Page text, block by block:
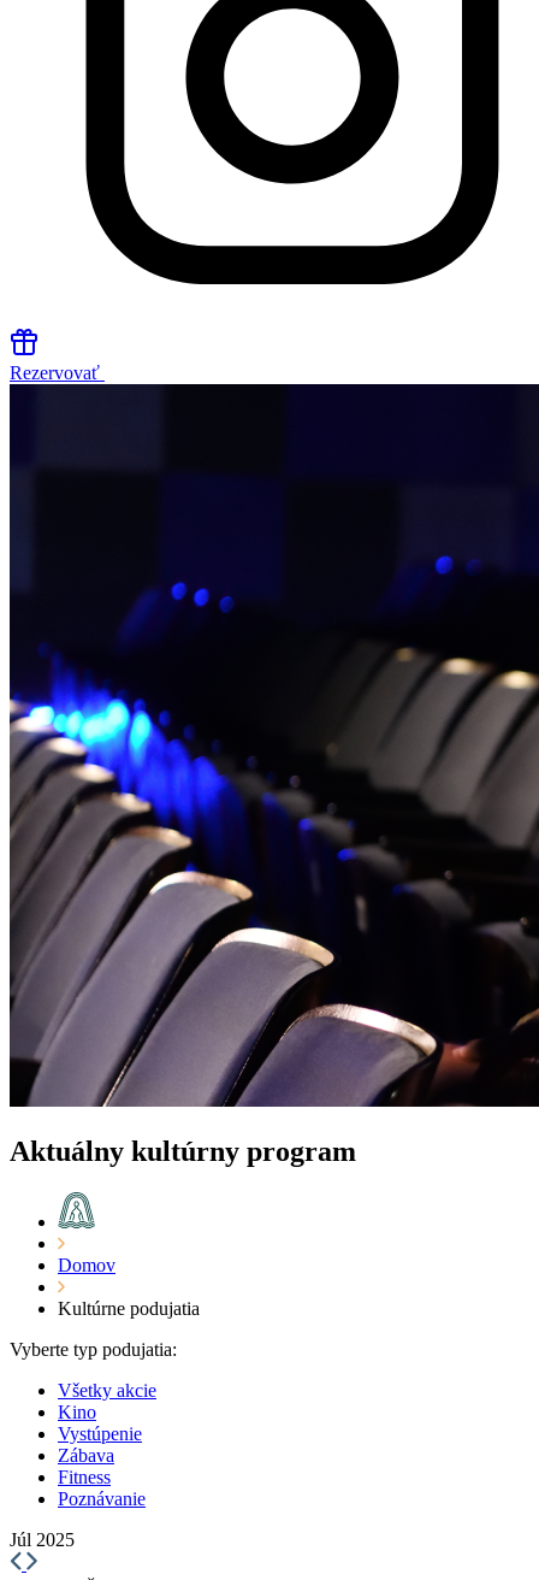
Rezervovať
Aktuálny kultúrny program
Domov
Kultúrne podujatia
Vyberte typ podujatia:
Všetky akcie
Kino
Vystúpenie
Zábava
Fitness
Poznávanie
Júl 2025